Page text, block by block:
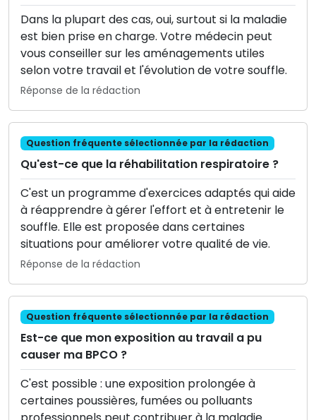
Dans la plupart des cas, oui, surtout si la maladie
est bien prise en charge. Votre médecin peut
vous conseiller sur les aménagements utiles
selon votre travail et l'évolution de votre souffle.
Réponse de la rédaction
Question fréquente sélectionnée par la rédaction
Qu'est-ce que la réhabilitation respiratoire ?
C'est un programme d'exercices adaptés qui aide
à réapprendre à gérer l'effort et à entretenir le
souffle. Elle est proposée dans certaines
situations pour améliorer votre qualité de vie.
Réponse de la rédaction
Question fréquente sélectionnée par la rédaction
Est-ce que mon exposition au travail a pu
causer ma BPCO ?
C'est possible : une exposition prolongée à
certaines poussières, fumées ou polluants